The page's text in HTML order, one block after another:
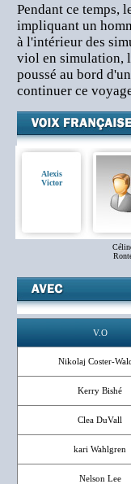
Pendant ce temps,
impliquant un
à l'intérieur des
viol en simulation,
poussé au bord
continuer ce
Alexis
Victor
V.O
Nikolaj Coster-
Kerry Bishé
Clea DuVall
kari Wahlgren
Nelson Lee